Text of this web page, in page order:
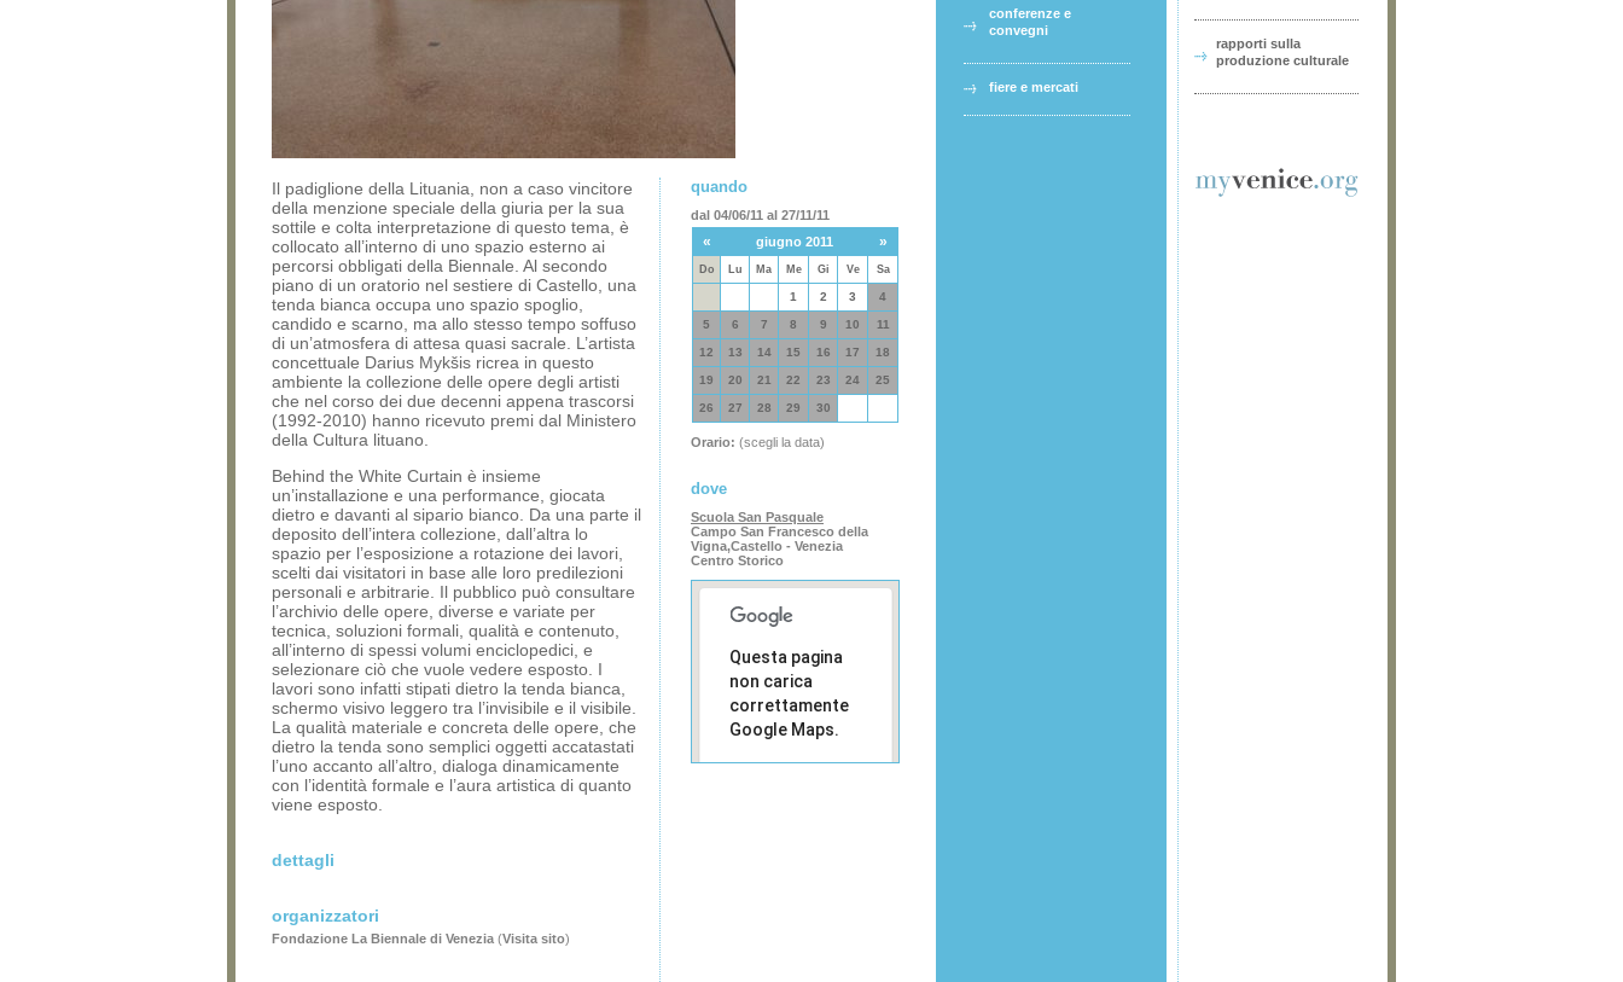
Il padiglione della Lituania, non a caso vincitore
della menzione speciale della giuria per la sua
sottile e colta interpretazione di questo tema, è
collocato all’interno di uno spazio esterno ai
percorsi obbligati della Biennale. Al secondo
piano di un oratorio nel sestiere di Castello, una
tenda bianca occupa uno spazio spoglio,
candido e scarno, ma allo stesso tempo soffuso
di un’atmosfera di attesa quasi sacrale. L’artista
concettuale Darius Mykšis ricrea in questo
ambiente la collezione delle opere degli artisti
che nel corso dei due decenni appena trascorsi
(1992-2010) hanno ricevuto premi dal Ministero
della Cultura lituano.
Behind the White Curtain è insieme
un’installazione e una performance, giocata
dietro e davanti al sipario bianco. Da una parte il
deposito dell’intera collezione, dall’altra lo
spazio per l’esposizione a rotazione dei lavori,
scelti dai visitatori in base alle loro predilezioni
personali e arbitrarie. Il pubblico può consultare
l’archivio delle opere, diverse e variate per
tecnica, soluzioni formali, qualità e contenuto,
all’interno di spessi volumi enciclopedici, e
selezionare ciò che vuole vedere esposto. I
lavori sono infatti stipati dietro la tenda bianca,
schermo visivo leggero tra l’invisibile e il visibile.
La qualità materiale e concreta delle opere, che
dietro la tenda sono semplici oggetti accatastati
l’uno accanto all’altro, dialoga dinamicamente
con l’identità formale e l’aura artistica di quanto
viene esposto.
dettagli
organizzatori
Fondazione La Biennale di Venezia (Visita sito)
quando
dal 04/06/11 al 27/11/11
« giugno 2011 »
Do Lu Ma Me Gi Ve Sa
1 2 3 4
5 6 7 8 9 10 11
12 13 14 15 16 17 18
19 20 21 22 23 24 25
26 27 28 29 30
Orario: (scegli la data)
dove
Scuola San Pasquale
Campo San Francesco della
Vigna,Castello - Venezia
Centro Storico
Questa pagina
non carica
correttamente
Google Maps.
conferenze e
convegni
fiere e mercati
rapporti sulla
produzione culturale